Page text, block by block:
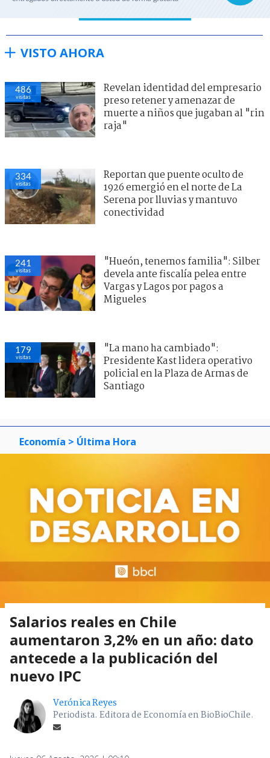
VISTO AHORA
486
visitas
Revelan identidad del empresario
preso retener y amenazar de
muerte a niños que jugaban al "rin
raja"
334
visitas
Reportan que puente oculto de
1926 emergió en el norte de La
Serena por lluvias y mantuvo
conectividad
241
visitas
"Hueón, tenemos familia": Silber
devela ante fiscalía pelea entre
Vargas y Lagos por pagos a
Migueles
179
visitas
"La mano ha cambiado":
Presidente Kast lidera operativo
policial en la Plaza de Armas de
Santiago
Economía > Última Hora
Salarios reales en Chile
aumentaron 3,2% en un año: dato
antecede a la publicación del
nuevo IPC
Verónica Reyes
Periodista. Editora de Economía en BioBioChile.